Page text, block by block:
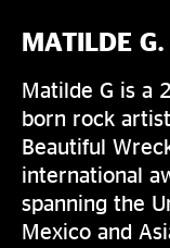
MATILDE G.
Matilde G is a
born rock
Beautiful
international
spanning the
Mexico and